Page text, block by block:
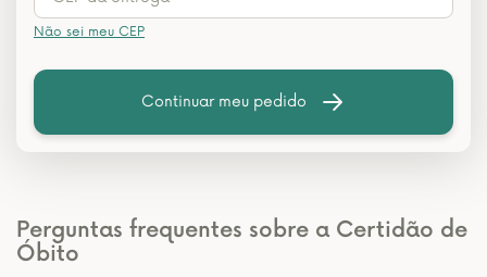
Não sei meu CEP
Continuar meu pedido
Perguntas frequentes sobre a Certidão de
Óbito